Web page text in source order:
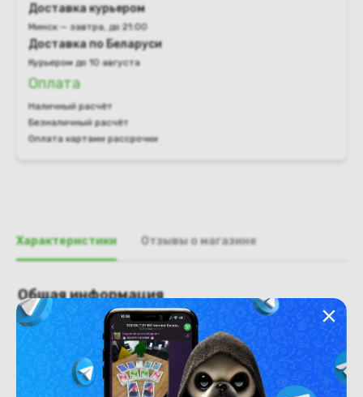
Доставка курьером
Минск — завтра, до 21:00
Доставка по Беларуси
Курьером до 10 августа
Оплата
Наличный расчёт
Безналичный расчёт
Оплата картами рассрочки
Характеристики Отзывы о магазине
Общая информация
Производитель
Asus
Тип товара
Крышка матрицы
Состояние